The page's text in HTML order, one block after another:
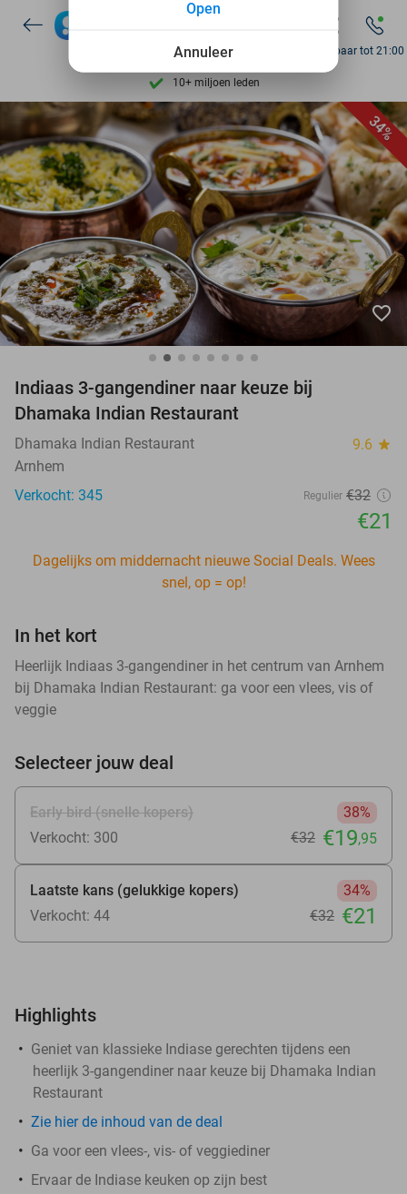
7 dagen per week beschikbaar
10+ miljoen leden
9,4 op basis van
Ontdek 15.000+ deals
7 dagen per week beschikbaar
10+ miljoen leden
Bereikbaar tot 21:00
34%
favorite_border
Indiaas 3-gangendiner naar keuze bij
Dhamaka Indian Restaurant
Dhamaka Indian Restaurant 9.6 star
Arnhem
Verkocht: 345
Regulier €32
€21
Dagelijks om middernacht nieuwe Social Deals. Wees
snel, op = op!
In het kort
Heerlijk Indiaas 3-gangendiner in het centrum van Arnhem
bij Dhamaka Indian Restaurant: ga voor een vlees, vis of
veggie
Selecteer jouw deal
Early bird (snelle kopers)
38%
Verkocht: 300
€32 €19,95
Laatste kans (gelukkige kopers)
34%
Verkocht: 44
€32 €21
Highlights
Geniet van klassieke Indiase gerechten tijdens een
heerlijk 3-gangendiner naar keuze bij Dhamaka Indian
Restaurant
Zie hierde inhoud van de deal
Ga voor een vlees-, vis- of veggiediner
Ervaar de Indiase keuken op zijn best
Annuleer
Open